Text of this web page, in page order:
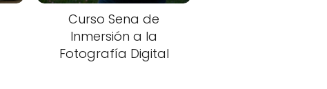
Curso Sena de
Inmersión a la
Fotografía Digital